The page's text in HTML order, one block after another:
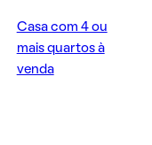
Casa com 4 ou
mais quartos à
venda